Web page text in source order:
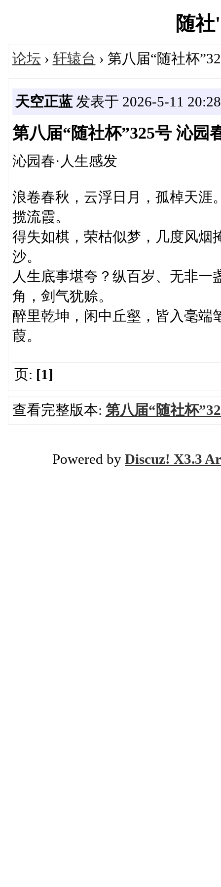
随
论坛 › 轩辕台 › 第八届“随社杯
天空正蓝发表于 2026-5-11 20:28
第八届“随社杯”325号 沁园
沁园春·人生感发‌
浪卷春秋，云浮日月，孤棹天涯
揽流霞。
得失如棋，荣枯似梦，几度风烟
沙。
人生底事堪夸？纵百岁、无非
角，剑气犹赊。
醉里乾坤，闲中丘壑，皆入毫端
葭。
页: [1]
查看完整版本: 第八届“随社杯
Powered by Discuz! X3.3